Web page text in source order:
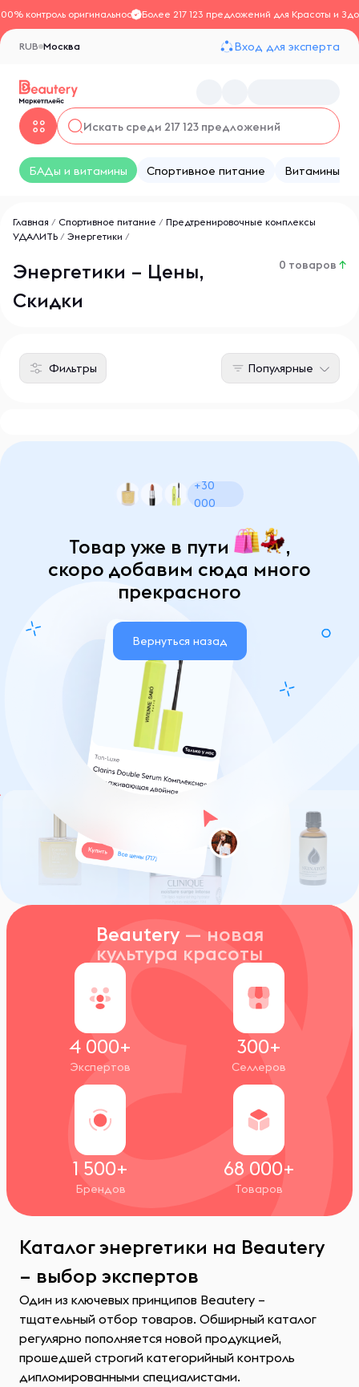
контроль оригинальностиБолее 217 123 предложений для Красоты и
Москва
RUB Вход для эксперта
БАДы и витамины Спортивное питание Витамины
Главная / Спортивное питание / Предтренировочные комплексы
УДАЛИТЬ / Энергетики /
Энергетики – Цены,
Скидки
0 товаров ↑
Фильтры Популярные
+30
000
Товар уже в пути
,
скоро добавим сюда много
прекрасного
Вернуться назад
Beautery — новая
культура красоты
4 000+
Экспертов
300+
Селлеров
1 500+
Брендов
68 000+
Товаров
Каталог энергетики на Beautery
– выбор экспертов
Один из ключевых принципов Beautery –
тщательный отбор товаров. Обширный каталог
регулярно пополняется новой продукцией,
прошедшей строгий категорийный контроль
дипломированными специалистами.